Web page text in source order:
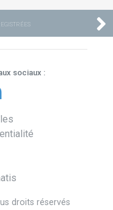
sociaux :
droits réservés